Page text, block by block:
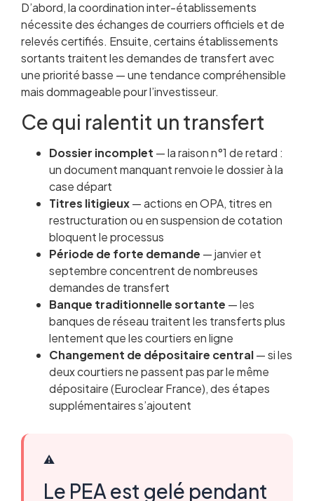
D’abord, la coordination inter-établissements
nécessite des échanges de courriers officiels et de
relevés certifiés. Ensuite, certains établissements
sortants traitent les demandes de transfert avec
une priorité basse — une tendance compréhensible
mais dommageable pour l’investisseur.
Ce qui ralentit un transfert
Dossier incomplet — la raison n°1 de retard :
un document manquant renvoie le dossier à la
case départ
Titres litigieux— actions en OPA, titres en
restructuration ou en suspension de cotation
bloquent le processus
Période de forte demande — janvier et
septembre concentrent de nombreuses
demandes de transfert
Banque traditionnelle sortante — les
banques de réseau traitent les transferts plus
lentement que les courtiers en ligne
Changement de dépositaire central— si les
deux courtiers ne passent pas par le même
dépositaire (Euroclear France), des étapes
supplémentaires s’ajoutent
⚠️
Le PEA est gelé pendant